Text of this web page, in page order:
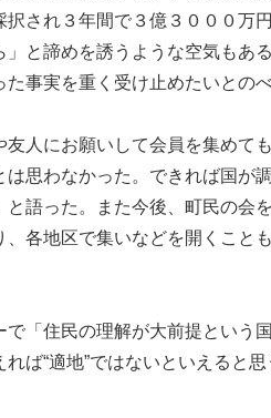
され３年間で３億３０００万
と諦めを誘うような空気もあ
事実を重く受け止めたいとのべ
人にお願いして会員を集めて
思わなかった。できれば国が
語った。また今後、町民の会
各地区で集いなどを開くこと
「住民の理解が大前提という国
ば“適地”ではないといえると